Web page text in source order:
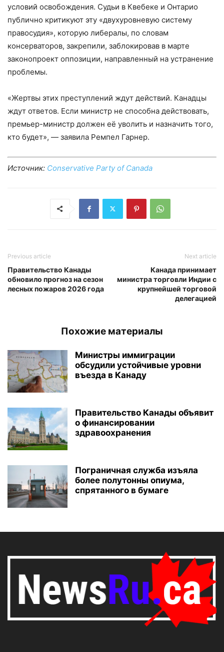
условий освобождения. Судьи в Квебеке и Онтарио
публично критикуют эту «двухуровневую систему
правосудия», которую либералы, по словам
консерваторов, закрепили, заблокировав в марте
законопроект оппозиции, направленный на устранение
проблемы.
«Жертвы этих преступлений ждут действий. Канадцы
ждут ответов. Если министр не способна действовать,
премьер-министр должен её уволить и назначить того,
кто будет», — заявила Ремпел Гарнер.
Источник: Conservative Party of Canada
Previous article
Правительство Канады
обновило прогноз на сезон
лесных пожаров 2026 года
Next article
Канада принимает
министра торговли Индии с
крупнейшей торговой
делегацией
Похожие материалы
Министры иммиграции
обсудили устойчивые уровни
въезда в Канаду
Правительство Канады объявит
о финансировании
здравоохранения
Пограничная служба изъяла
более полутонны опиума,
спрятанного в бумаге